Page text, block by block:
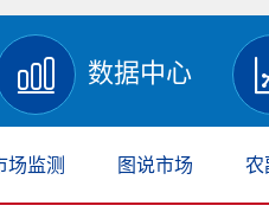
数据中心
场监测 图说市场 农